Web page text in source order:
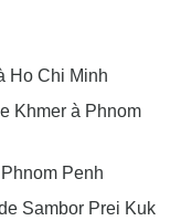
Ho Chi Minh
Khmer à Phnom
Penh
Sambor Prei Kuk